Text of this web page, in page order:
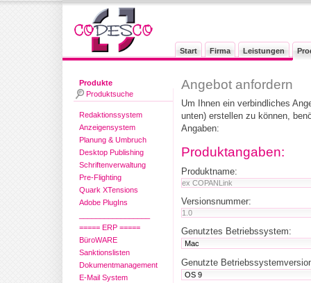
Start Firma Leistungen
Produkte
Produktsuche
Redaktionssystem
Anzeigensystem
Planung & Umbruch
Desktop Publishing
Schriftenverwaltung
Pre-Flighting
Quark XTensions
Adobe PlugIns
===== ERP =====
BüroWARE
Sanktionslisten
Dokumentmanagement
E-Mail System
Angebot anfordern
Um Ihnen ein verbindliches
unten) erstellen zu können,
Angaben:
Produktangaben:
Produktname:
Versionsnummer:
Genutztes Betriebssystem:
Genutzte